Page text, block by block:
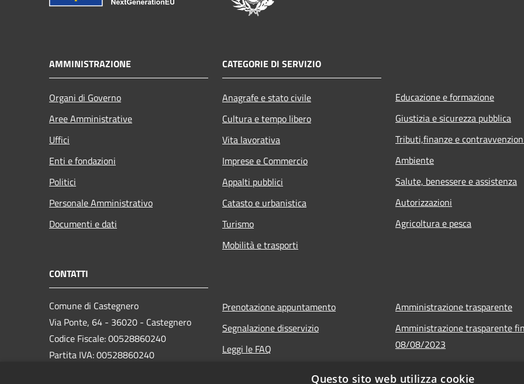
AMMINISTRAZIONE
Organi di Governo
Aree Amministrative
Uffici
Enti e fondazioni
Politici
Personale Amministrativo
Documenti e dati
CATEGORIE DI SERVIZIO
Anagrafe e stato civile
Cultura e tempo libero
Vita lavorativa
Imprese e Commercio
Appalti pubblici
Catasto e urbanistica
Turismo
Mobilità e trasporti
Educazione e formazione
Giustizia e sicurezza pubblica
Tributi,finanze e
Ambiente
Salute, benessere e assistenza
Autorizzazioni
Agricoltura e pesca
CONTATTI
Comune di Castegnero
Via Ponte, 64 - 36020 - Castegnero
Codice Fiscale: 00528860240
Partita IVA: 00528860240
Prenotazione appuntamento
Segnalazione disservizio
Leggi le FAQ
Amministrazione trasparente
Amministrazione trasparente
08/08/2023
Questo sito web utilizza cookie